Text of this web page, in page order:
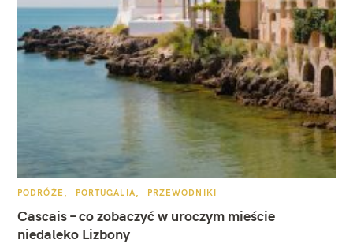
K
T
E
G
O
PODRÓŻE PORTUGALIA PRZEWODNIKI
Cascais – co zobaczyć w uroczym mieście
niedaleko Lizbony